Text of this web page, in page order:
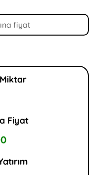
Fiyat